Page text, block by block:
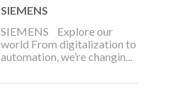
SIEMENS
SIEMENS Explore our
world From digitalization to
automation, we’re changin...